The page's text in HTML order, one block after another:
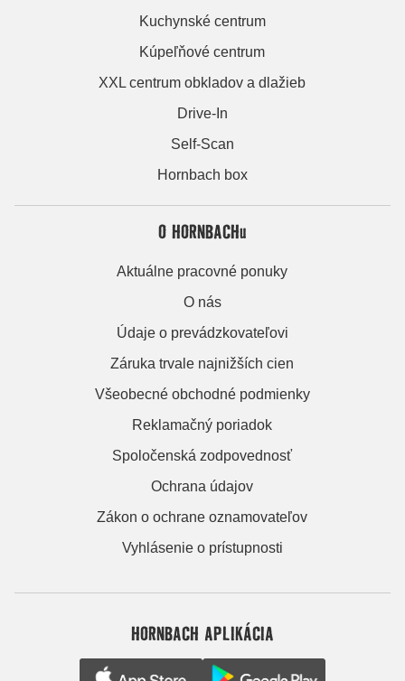
Kuchynské centrum
Kúpeľňové centrum
XXL centrum obkladov a dlažieb
Drive-In
Self-Scan
Hornbach box
O HORNBACHu
Aktuálne pracovné ponuky
O nás
Údaje o prevádzkovateľovi
Záruka trvale najnižších cien
Všeobecné obchodné podmienky
Reklamačný poriadok
Spoločenská zodpovednosť
Ochrana údajov
Zákon o ochrane oznamovateľov
Vyhlásenie o prístupnosti
HORNBACH APLIKÁCIA